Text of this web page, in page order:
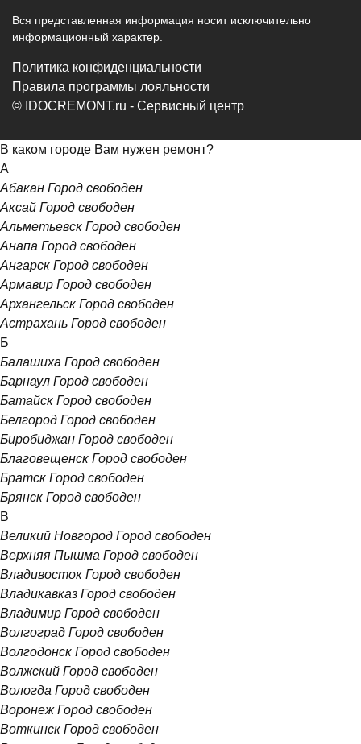
Вся представленная информация носит исключительно
информационный характер.
Политика конфиденциальности
Правила программы лояльности
© IDOCREMONT.ru - Сервисный центр
В каком городе Вам нужен ремонт?
А
Абакан Город свободен
Аксай Город свободен
Альметьевск Город свободен
Анапа Город свободен
Ангарск Город свободен
Армавир Город свободен
Архангельск Город свободен
Астрахань Город свободен
Б
Балашиха Город свободен
Барнаул Город свободен
Батайск Город свободен
Белгород Город свободен
Биробиджан Город свободен
Благовещенск Город свободен
Братск Город свободен
Брянск Город свободен
В
Великий Новгород Город свободен
Верхняя Пышма Город свободен
Владивосток Город свободен
Владикавказ Город свободен
Владимир Город свободен
Волгоград Город свободен
Волгодонск Город свободен
Волжский Город свободен
Вологда Город свободен
Воронеж Город свободен
Воткинск Город свободен